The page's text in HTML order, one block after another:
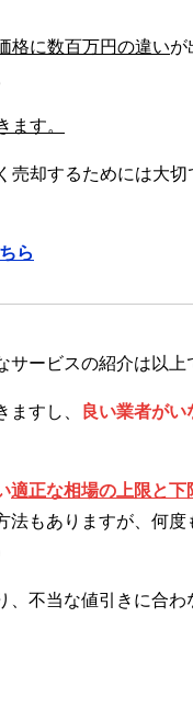
格に数百万円の違いが
ます。
売却するためには大切
ら
ービスの紹介は以上
すし、
良い業者が
適正な相場の上限と下
法もありますが、何
、不当な値引きに合